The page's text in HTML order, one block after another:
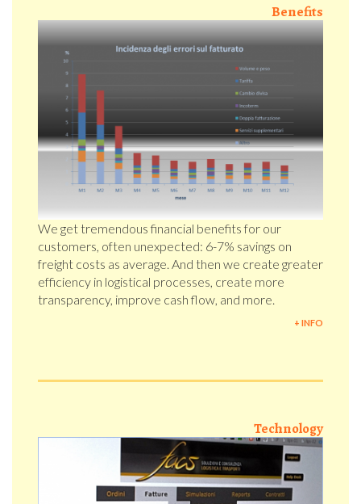
Benefits
We get tremendous financial benefits for our
customers, often unexpected: 6-7% savings on
freight costs as average. And then we create greater
efficiency in logistical processes, create more
transparency, improve cash flow, and more.
+ INFO
Technology